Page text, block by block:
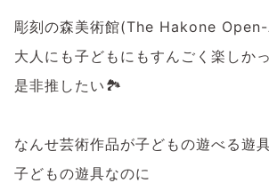
彫刻の森美術館(The Hakone
大人にも子どもにもすんごく楽しか
是非推したい🏞️
なんせ芸術作品が子どもの遊べる遊
子どもの遊具なのに